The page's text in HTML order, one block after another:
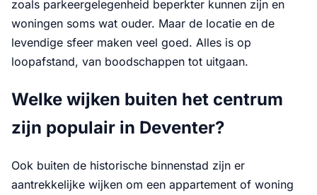
zoals parkeergelegenheid beperkter kunnen zijn en
woningen soms wat ouder. Maar de locatie en de
levendige sfeer maken veel goed. Alles is op
loopafstand, van boodschappen tot uitgaan.
Welke wijken buiten het centrum
zijn populair in Deventer?
Ook buiten de historische binnenstad zijn er
aantrekkelijke wijken om een appartement of woning